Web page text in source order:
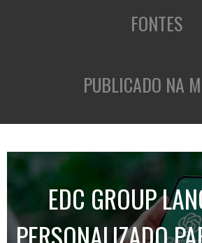
FONTES
PUBLICADO NA
EDC GROUP